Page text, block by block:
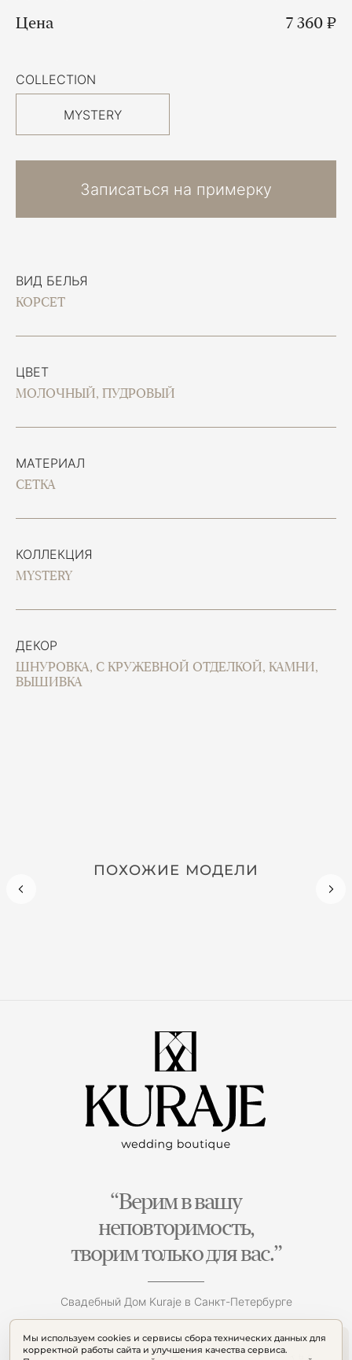
ВИД БЕЛЬЯ
КОРСЕТ
ЦВЕТ
МОЛОЧНЫЙ, ПУДРОВЫЙ
МАТЕРИАЛ
СЕТКА
КОЛЛЕКЦИЯ
MYSTERY
ДЕКОР
ШНУРОВКА, С КРУЖЕВНОЙ ОТДЕЛКОЙ, КАМНИ,
ВЫШИВКА
Цена 7 360 ₽
COLLECTION
MYSTERY
Записаться на примерку
ПОХОЖИЕ МОДЕЛИ
Мы используем cookies и сервисы сбора технических данных для
корректной работы сайта и улучшения качества сервиса.
“Верим в вашу
неповторимость,
творим только для вас.”
Свадебный Дом Kuraje в Санкт-Петербурге